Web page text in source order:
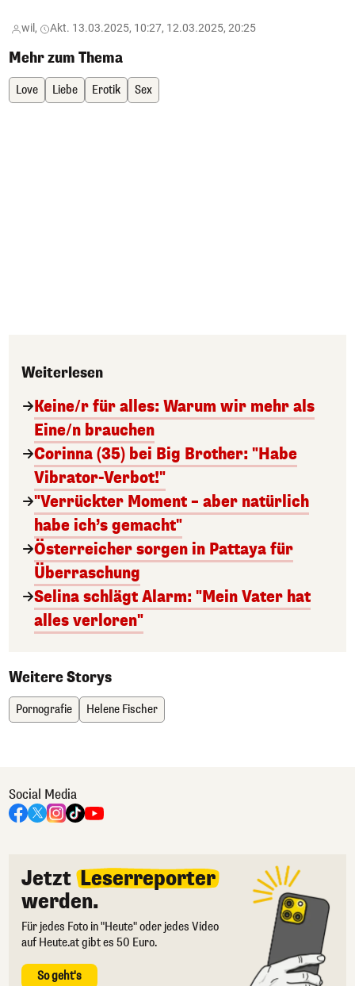
wil, Akt. 13.03.2025, 10:27, 12.03.2025, 20:25
Mehr zum Thema
Love Liebe Erotik Sex
Weiterlesen
Keine/r für alles: Warum wir mehr als
Eine/n brauchen
Corinna (35) bei Big Brother: "Habe
Vibrator-Verbot!"
"Verrückter Moment – aber natürlich
habe ich’s gemacht"
Österreicher sorgen in Pattaya für
Überraschung
Selina schlägt Alarm: "Mein Vater hat
alles verloren"
Weitere Storys
Pornografie Helene Fischer
Social Media
Jetzt Leserreporter
werden.
Für jedes Foto in "Heute" oder jedes Video
auf Heute.at gibt es 50 Euro.
So geht's